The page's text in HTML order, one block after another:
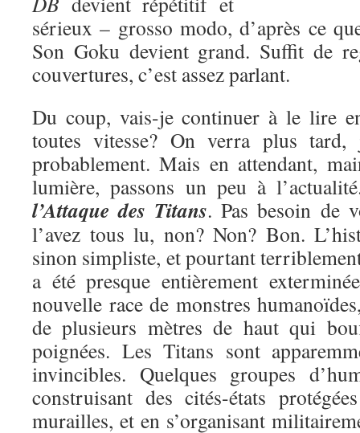
sérieux – grosso modo, d’après ce
Son Goku devient grand. Suffit de
couvertures, c’est assez parlant.
Du coup, vais-je continuer à le lire
toutes vitesse? On verra plus
probablement. Mais en attendant,
lumière, passons un peu à
l’Attaque des Titans. Pas besoin de
l’avez tous lu, non? Non? Bon.
sinon simpliste, et pourtant
a été presque entièrement
nouvelle race de monstres
de plusieurs mètres de haut qui
poignées. Les Titans sont
invincibles. Quelques groupes
construisant des cités-états
murailles, et en s’organisant